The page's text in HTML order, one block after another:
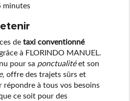
minutes
de taxi conventionné
à FLORINDO MANUEL.
pour sa ponctualitéet son
, offre des trajets sûrs et
à tous vos besoins
ce soit pour des